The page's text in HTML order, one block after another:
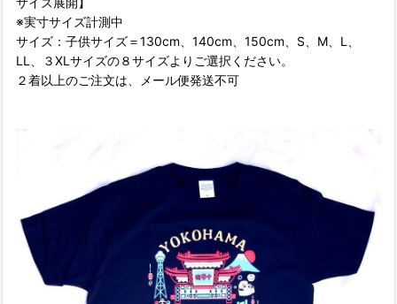
※実寸サイズ計測中
サイズ：子供サイズ＝130cm、140cm、150cm、S、M、L、
LL、３XLサイズの８サイズよりご選択ください。
２着以上のご注文は、メール便発送不可